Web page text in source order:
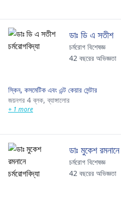
ডাঃ ডি এ সতীশ
চর্মরোগ বিশেষজ্ঞ
42 বছরের অভিজ্ঞতা
স্কিন, কসমেটিক এবং এন্ট কেয়ার সেন্টার
জয়নগর 4 ব্লক,ব্যাঙ্গালোর
+ 1 more
ডাঃ মুকেশ রমনানে
চর্মরোগ বিশেষজ্ঞ
42 বছরের অভিজ্ঞতা